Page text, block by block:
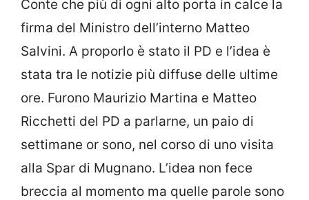
Conte che più di ogni alto porta in calce la
firma del Ministro dell’interno Matteo
Salvini. A proporlo è stato il PD e l’idea è
stata tra le notizie più diffuse delle ultime
ore. Furono Maurizio Martina e Matteo
Ricchetti del PD a parlarne, un paio di
settimane or sono, nel corso di uno visita
alla Spar di Mugnano. L’idea non fece
breccia al momento ma quelle parole sono